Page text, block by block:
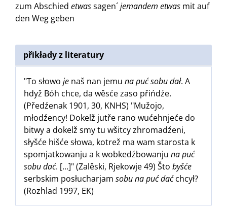
zum Abschied etwassagen´jemandem etwas mit auf
den Weg geben
přikłady z literatury
"To słowo je naš nan jemu na puć sobu dał. A
hdyž Bóh chce, da wěsće zaso přińdźe.
(Předźenak 1901, 30, KNHS) "Mužojo,
młodźency! Dokelž jutře rano wućehnjeće do
bitwy a dokelž smy tu wšitcy zhromadźeni,
słyšće hišće słowa, kotrež ma wam starosta k
spomjatkowanju a k wobkedźbowanju na puć
sobu dać. [...]" (Zalěski, Rjekowje 49) Što byšće
serbskim posłucharjam sobu na puć daćchcył?
(Rozhlad 1997, EK)